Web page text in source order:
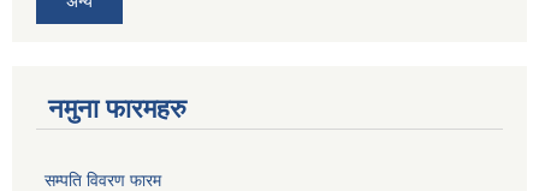
नमुना फारमहरु
सम्पति विवरण फारम